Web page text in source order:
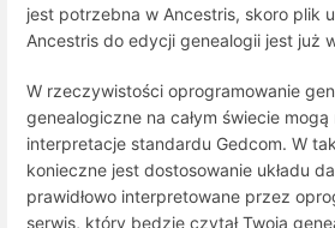
jest potrzebna w Ancestris, skoro plik
Ancestris do edycji genealogii jest już
W rzeczywistości oprogramowanie
genealogiczne na całym świecie
interpretacje standardu Gedcom. W
konieczne jest dostosowanie układu
prawidłowo interpretowane przez
serwis, który będzie czytał Twoją